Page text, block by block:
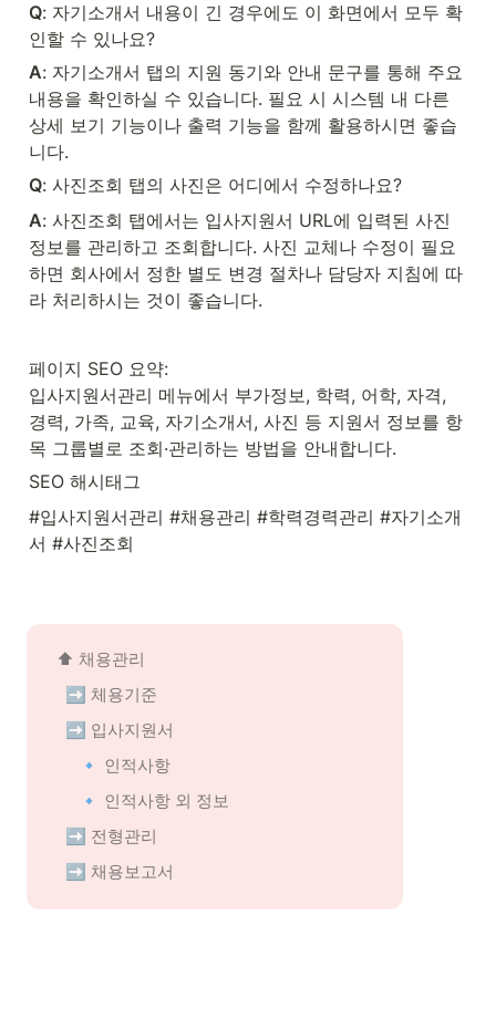
Q: 자기소개서 내용이 긴 경우에도 이 화면에서 모두 확
인할 수 있나요?
A: 자기소개서 탭의 지원 동기와 안내 문구를 통해 주요
내용을 확인하실 수 있습니다. 필요 시 시스템 내 다른
상세 보기 기능이나 출력 기능을 함께 활용하시면 좋습
니다.
Q: 사진조회 탭의 사진은 어디에서 수정하나요?
A: 사진조회 탭에서는 입사지원서 URL에 입력된 사진
정보를 관리하고 조회합니다. 사진 교체나 수정이 필요
하면 회사에서 정한 별도 변경 절차나 담당자 지침에 따
라 처리하시는 것이 좋습니다.
페이지 SEO 요약:
입사지원서관리 메뉴에서 부가정보, 학력, 어학, 자격,
경력, 가족, 교육, 자기소개서, 사진 등 지원서 정보를 항
목 그룹별로 조회·관리하는 방법을 안내합니다.
SEO 해시태그
#입사지원서관리 #채용관리 #학력경력관리 #자기소개
서 #사진조회
⬆️ 채용관리
➡️ 체용기준
➡️ 입사지원서
🔹 인적사항
🔹 인적사항 외 정보
➡️ 전형관리
➡️ 채용보고서